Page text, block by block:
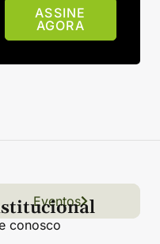
ASSINE
AGORA
Grãos
Hortifrúti
Eventos
conosco